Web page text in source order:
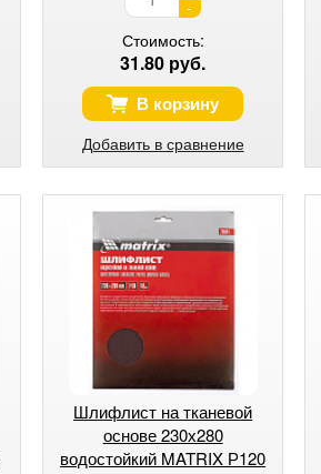
-
Стоимость:
31.80 руб.
В корзину
Добавить в сравнение
Шлифлист на тканевой
основе 230х280
водостойкий MATRIX Р120